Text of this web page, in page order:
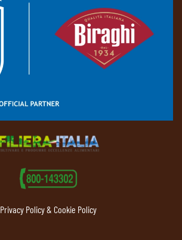
Privacy Policy & Cookie Policy